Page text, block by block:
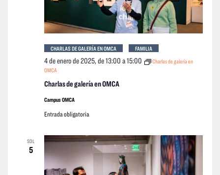
Charlas de galería en OMCA
4 de enero de 2025, de 13:00 a15:00
Charlas de galería en
OMCA
CHARLAS DE GALERÍA EN OMCA FAMILIA
Campus OMCA
Entrada obligatoria
SOL
5